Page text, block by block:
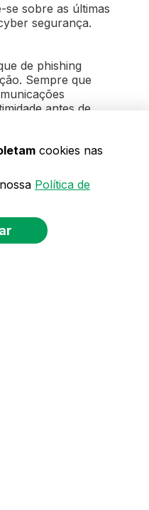
se sobre as últimas
segurança.
de phishing
Sempre que
antes de
proteger você
e dinheiro.cookies nas
Política de